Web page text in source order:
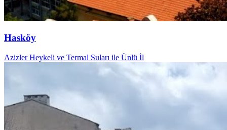
Hasköy
Azizler Heykeli ve Termal Suları ile Ünlü İl